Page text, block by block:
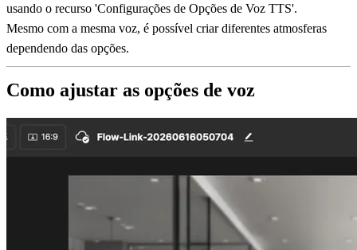
usando o recurso 'Configurações de Opções de Voz TTS'.
Mesmo com a mesma voz, é possível criar diferentes atmosferas
dependendo das opções.
Como ajustar as opções de voz